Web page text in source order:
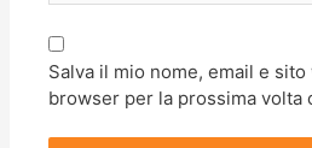
Salva il mio nome, email e
browser per la prossima volta